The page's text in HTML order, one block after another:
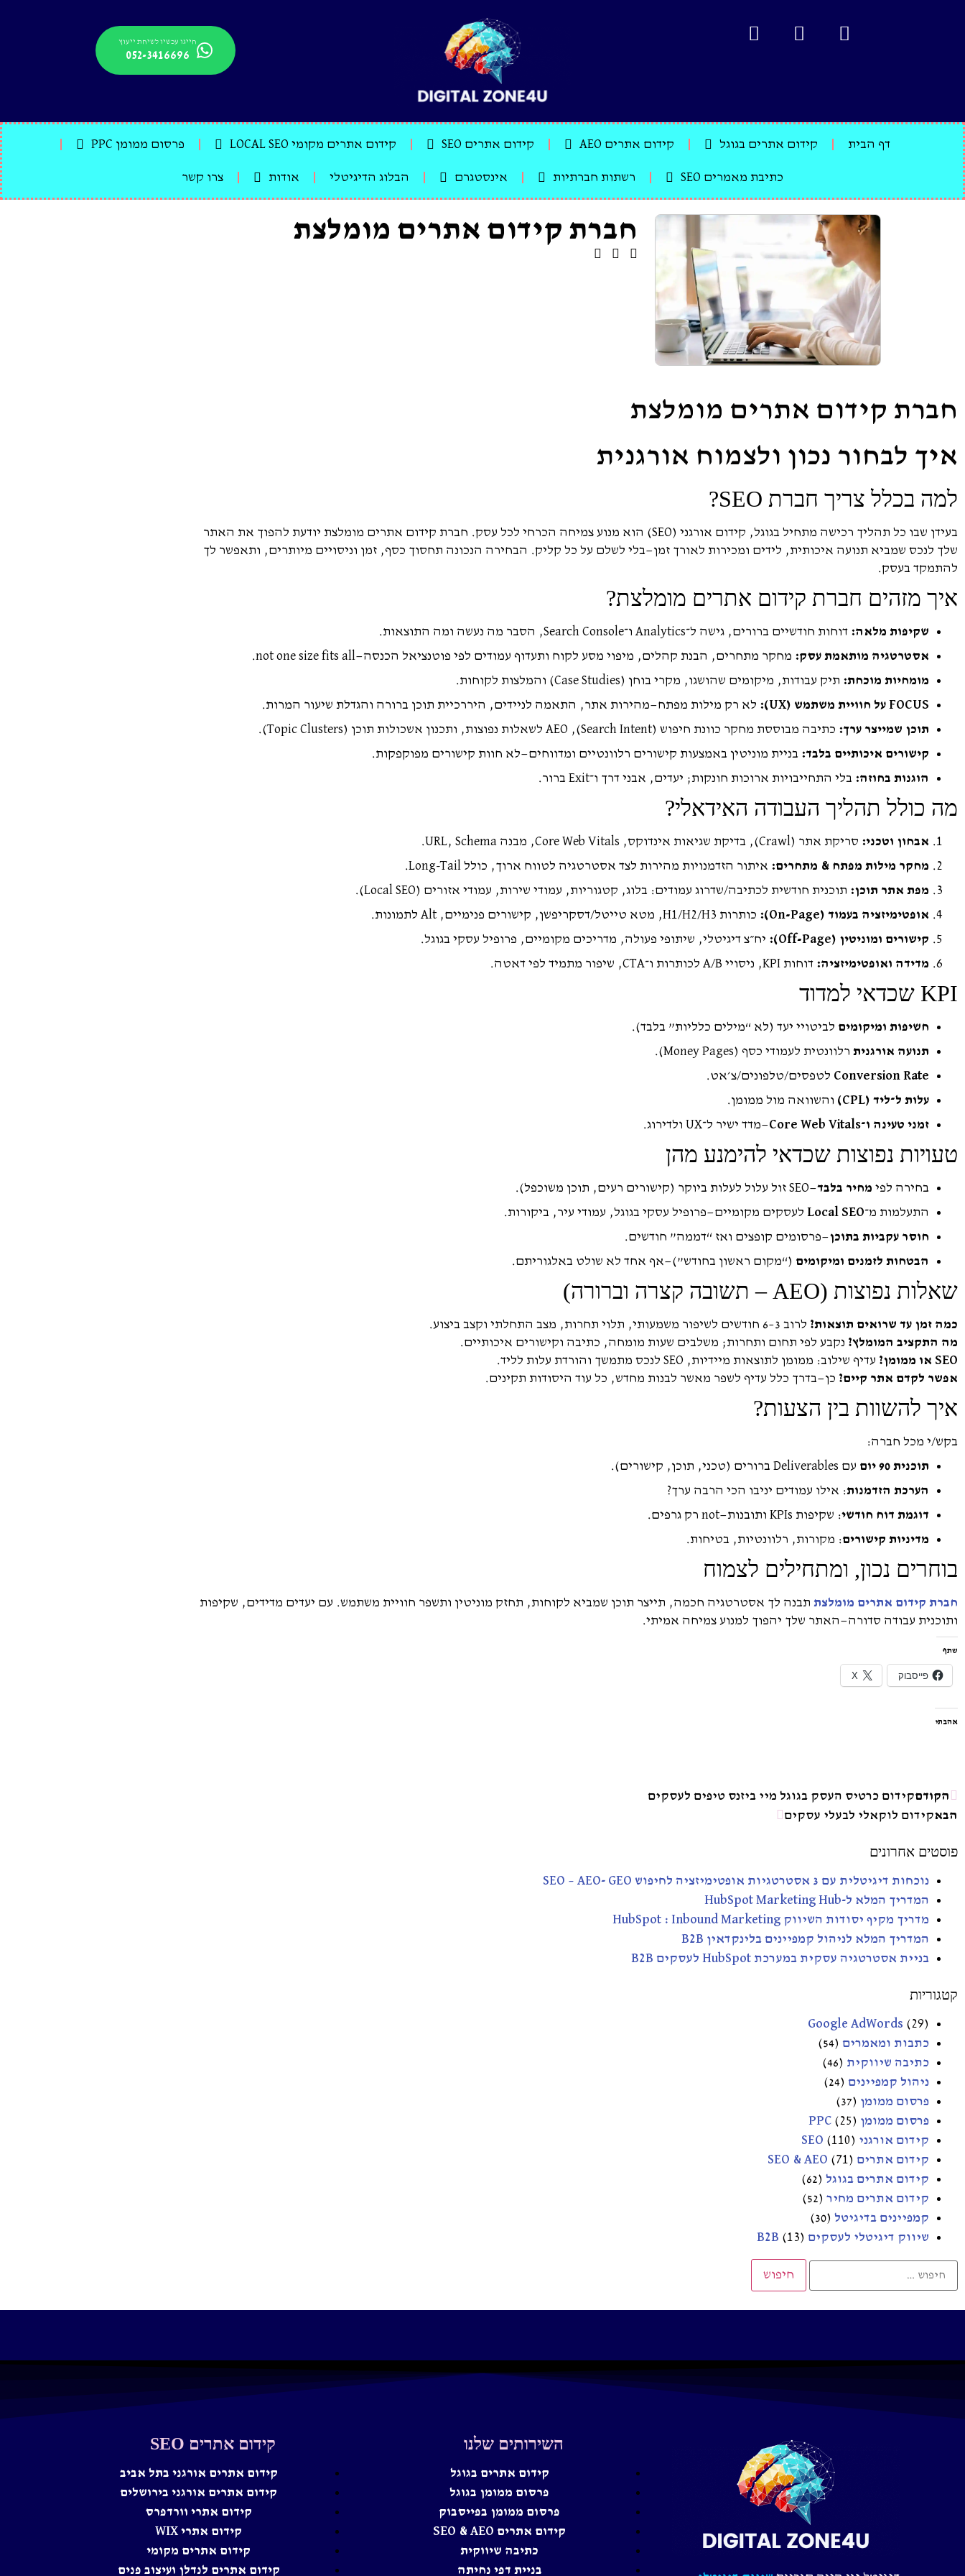
חייגו עכשיו לשיחת ייעוץ
052-3416696
דף הבית קידום אתרים בגוגל קידום אתרים AEO קידום אתרים SEO קידום אתרים מקומי LOCAL SEO פרסום ממומן PPC
כתיבת מאמרים SEO רשתות חברתיות אינסטגרם הבלוג הדיגיטלי אודות צרו קשר
חברת קידום אתרים מומלצת
חברת קידום אתרים מומלצת
איך לבחור נכון ולצמוח אורגנית
למה בכלל צריך חברת SEO?
בעידן שבו כל תהליך רכישה מתחיל בגוגל, קידום אורגני (SEO) הוא מנוע צמיחה הכרחי לכל עסק. חברת קידום אתרים מומלצת יודעת להפוך את האתר
שלך לנכס שמביא תנועה איכותית, לידים ומכירות לאורך זמן—בלי לשלם על כל קליק. הבחירה הנכונה תחסוך כסף, זמן וניסויים מיותרים, ותאפשר לך
להתמקד בעסק.
איך מזהים חברת קידום אתרים מומלצת?
שקיפות מלאה: דוחות חודשיים ברורים, גישה ל־Analytics ו־Search Console, הסבר מה נעשה ומה התוצאות.
אסטרטגיה מותאמת עסק: מחקר מתחרים, הבנת קהלים, מיפוי מסע לקוח ותעדוף עמודים לפי פוטנציאל הכנסה—not one size fits all.
מומחיות מוכחת: תיק עבודות, מיקומים שהושגו, מקרי בוחן (Case Studies) והמלצות לקוחות.
FOCUS על חוויית משתמש (UX):
לא רק מילות מפתח—מהירות אתר, התאמה לניידים, היררכיית תוכן ברורה והגדלת שיעור המרות.
תוכן שמייצר ערך: כתיבה מבוססת מחקר כוונת חיפוש (Search Intent), AEO לשאלות נפוצות, ותכנון אשכולות תוכן (Topic Clusters).
קישורים איכותיים בלבד: בניית מוניטין באמצעות קישורים רלוונטיים ומדווחים—לא חוות קישורים מפוקפקות.
הוגנות בחוזה: בלי התחייבויות ארוכות חונקות; יעדים, אבני דרך ו־Exit ברור.
מה כולל תהליך העבודה האידאלי?
אבחון וטכני: סריקת אתר (Crawl), בדיקת שגיאות אינדוקס, Core Web Vitals, מבנה URL, Schema.
מחקר מילות מפתח & מתחרים: איתור הזדמנויות מהירות לצד אסטרטגיה לטווח ארוך, כולל Long-Tail.
מפת אתר תוכן: תוכנית חודשית לכתיבה/שדרוג עמודים: בלוג, קטגוריות, עמודי שירות, עמודי אזורים (Local SEO).
אופטימיזציה בעמוד (On-Page):
כותרות H1/H2/H3, מטא טייטל/דסקריפשן, קישורים פנימיים, Alt לתמונות.
קישורים ומוניטין (Off-Page):
יח״צ דיגיטלי, שיתופי פעולה, מדריכים מקומיים, פרופיל עסקי בגוגל.
מדידה ואופטימיזציה: דוחות KPI, ניסויי A/B לכותרות ו־CTA, שיפור מתמיד לפי דאטה.
KPI שכדאי למדוד
חשיפות ומיקומים לביטויי יעד (לא “מילים כלליות” בלבד).
תנועה אורגנית רלוונטית לעמודי כסף (Money Pages).
Conversion Rate לטפסים/טלפונים/צ׳אט.
עלות ל־ליד (CPL)
והשוואה מול ממומן.
זמני טעינה ו־Core Web Vitals
—מדד ישיר ל־UX ולדירוג.
טעויות נפוצות שכדאי להימנע מהן
בחירה לפי מחיר בלבד—SEO זול עלול לעלות ביוקר (קישורים רעים, תוכן משוכפל).
התעלמות מ־Local SEO לעסקים מקומיים—פרופיל עסקי בגוגל, עמודי עיר, ביקורות.
חוסר עקביות בתוכן—פרסומים קופצים ואז “דממה” חודשים.
הבטחות לזמנים ומיקומים (“מקום ראשון בחודש”)—אף אחד לא שולט באלגוריתם.
שאלות נפוצות (AEO – תשובה קצרה וברורה)
כמה זמן עד שרואים תוצאות? לרוב 3–6 חודשים לשיפור משמעותי, תלוי תחרות, מצב התחלתי וקצב ביצוע.
מה התקציב המומלץ? נקבע לפי תחום ותחרות; משלבים שעות מומחה, כתיבה וקישורים איכותיים.
SEO או ממומן?
עדיף שילוב: ממומן לתוצאות מיידיות, SEO לנכס מתמשך והורדת עלות לליד.
אפשר לקדם אתר קיים? כן—בדרך כלל עדיף לשפר מאשר לבנות מחדש, כל עוד היסודות תקינים.
איך להשוות בין הצעות?
בקש/י מכל חברה:
תוכנית 90 יום
עם Deliverables ברורים (טכני, תוכן, קישורים).
הערכת הזדמנות: אילו עמודים יניבו הכי הרבה ערך?
דוגמת דוח חודשי: שקיפות KPIs ותובנות—not רק גרפים.
מדיניות קישורים: מקורות, רלוונטיות, בטיחות.
בוחרים נכון, ומתחילים לצמוח
חברת קידום אתרים מומלצת תבנה לך אסטרטגיה חכמה, תייצר תוכן שמביא לקוחות, תחזק מוניטין ותשפר חוויית משתמש. עם יעדים מדידים, שקיפות
ותוכנית עבודה סדורה—האתר שלך יהפוך למנוע צמיחה אמיתי.
שתף
פייסבוק X
אהבתי
הקודםקידום כרטיס העסק בגוגל מיי ביזנס טיפים לעסקים
הבאקידום לוקאלי לבעלי עסקים
פוסטים אחרונים
נוכחות דיגיטלית עם 3 אסטרטגיות אופטימיזציה לחיפוש SEO – AEO- GEO
המדריך המלא ל-HubSpot Marketing Hub
מדריך מקיף יסודות השיווק HubSpot : Inbound Marketing
המדריך המלא לניהול קמפיינים בלינקדאין B2B
בניית אסטרטגיה עסקית במערכת HubSpot לעסקים B2B
קטגוריות
Google AdWords (29)
כתבות ומאמרים (54)
כתיבה שיווקית (46)
ניהול קמפיינים (24)
פרסום ממומן (37)
פרסום ממומן PPC (25)
קידום אורגני SEO (110)
קידום אתרים SEO & AEO (71)
קידום אתרים בגוגל (62)
קידום אתרים מחיר (52)
קמפיינים בדיגיטל (30)
שיווק דיגיטלי לעסקים B2B (13)
השירותים שלנו
קידום אתרים בגוגל
פרסום ממומן בגוגל
פרסום ממומן בפייסבוק
קידום אתרים SEO & AEO
כתיבה שיווקית
בניית דפי נחיתה
קידום אתרים SEO
קידום אתרים אורגני בתל אביב
קידום אתרים אורגני בירושלים
קידום אתרי וורדפרס
קידום אתרי WIX
קידום אתרים מקומי
קידום אתרים לנדלן ועיצוב פנים